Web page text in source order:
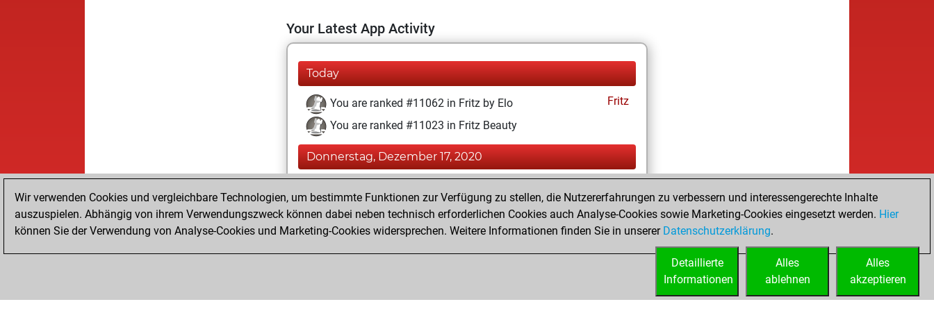
Your Latest App Activity
Today
You are ranked #11062 in Fritz by Elo
Fritz
You are ranked #11023 in Fritz Beauty
Donnerstag, Dezember 17, 2020
You achieved a new Elo of 1593
You created your Fritz account
Wir verwenden Cookies und vergleichbare Technologien, um bestimmte Funktionen zur Verfügung zu stellen, die Nutzererfahrungen zu verbessern und interessengerechte Inhalte
auszuspielen. Abhängig von ihrem Verwendungszweck können dabei neben technisch erforderlichen Cookies auch Analyse-Cookies sowie Marketing-Cookies eingesetzt werden. Hier
können Sie der Verwendung von Analyse-Cookies und Marketing-Cookies widersprechen. Weitere Informationen finden Sie in unserer Datenschutzerklärung.
Alles
akzeptieren
Alles
ablehnen
Detaillierte
Informationen